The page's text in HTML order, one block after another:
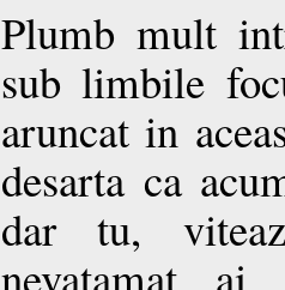
Plumb mult
sub limbile
aruncat in
desarta ca
dar tu,
nevatamat ai